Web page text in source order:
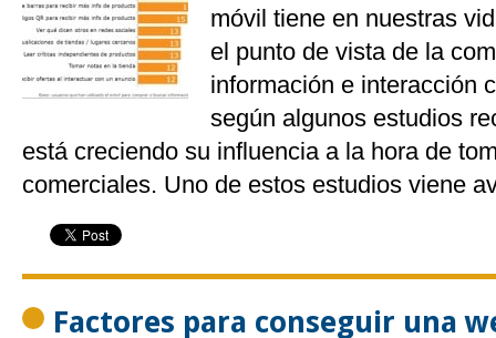
móvil tiene en nuestras
el punto de vista de la
información e interacción
según algunos estudios
está creciendo su influencia a la hora de
comerciales. Uno de estos estudios viene
Factores para conseguir una